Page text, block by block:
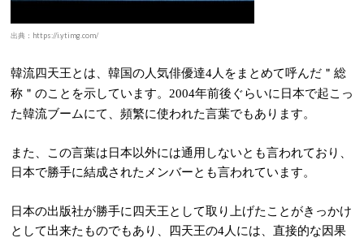
出典：https://i.ytimg.com/
韓流四天王とは、韓国の人気俳優達4人をまとめて呼んだ＂総
称＂のことを示しています。
2004年前後ぐらいに日本で起こっ
た韓流ブームにて、頻繁に使われた言葉でもあります。
また、この言葉は日本以外には通用しないとも言われており、
日本で勝手に結成されたメンバーとも言われています。
日本の出版社が勝手に四天王として取り上げたことがきっかけ
として出来たものでもあり、四天王の4人には、直接的な因果